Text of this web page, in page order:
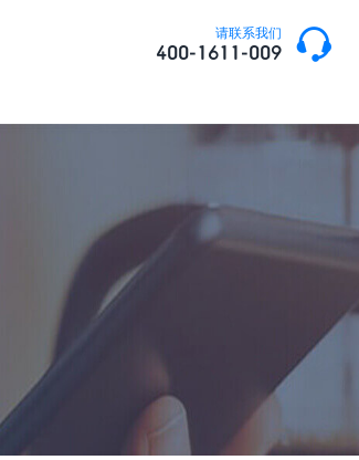
请联系我们
400-1611-009 